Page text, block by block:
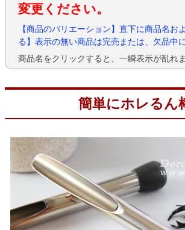
変更ください。
【商品のバリエーション】直下に商品名お
る】表示の無い商品は完売または、欠品中
商品名をクリックすると、一瞬表示が乱れま
簡単にホレるん